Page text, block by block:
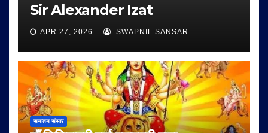
Sir Alexander Izat
APR 27, 2026 SWAPNIL SANSAR
सनातन संसार